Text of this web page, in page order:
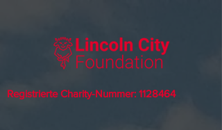
Registrierte Charity-Nummer: 1128464